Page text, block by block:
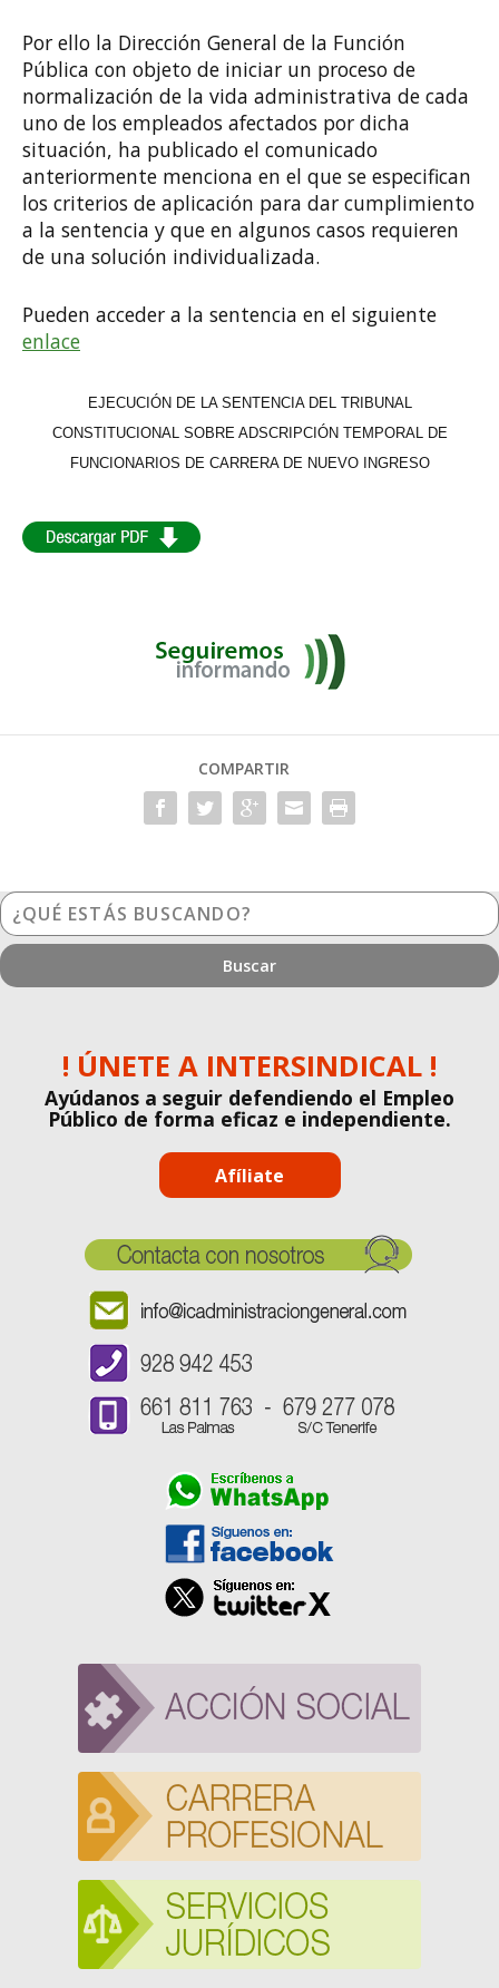
Por ello la Dirección General de la Función
Pública con objeto de iniciar un proceso de
normalización de la vida administrativa de cada
uno de los empleados afectados por dicha
situación, ha publicado el comunicado
anteriormente menciona en el que se especifican
los criterios de aplicación para dar cumplimiento
a la sentencia y que en algunos casos requieren
de una solución individualizada.
Pueden acceder a la sentencia en el siguiente
enlace
EJECUCIÓN DE LA SENTENCIA DEL TRIBUNAL
CONSTITUCIONAL SOBRE ADSCRIPCIÓN TEMPORAL DE
FUNCIONARIOS DE CARRERA DE NUEVO INGRESO
COMPARTIR
¿Qué
estás
buscando?
! ÚNETE A INTERSINDICAL !
Ayúdanos a seguir defendiendo el Empleo
Público de forma eficaz e independiente.
Afíliate